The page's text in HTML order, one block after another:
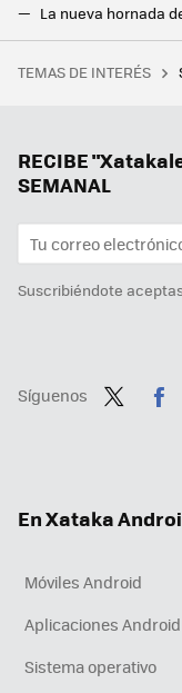
28 autoras para
TEMAS DE INTERÉS
RECIBE
SEMANAL
Suscribiéndote
Síguenos
En Xataka
Móviles Android
Aplicaciones Android
Sistema operativo